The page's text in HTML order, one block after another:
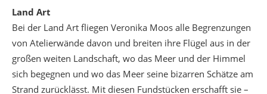
Land Art
Bei der Land Art fliegen Veronika Moos alle Begrenzungen
von Atelierwände davon und breiten ihre Flügel aus in der
großen weiten Landschaft, wo das Meer und der Himmel
sich begegnen und wo das Meer seine bizarren Schätze am
Strand zurücklässt. Mit diesen Fundstücken erschafft sie –